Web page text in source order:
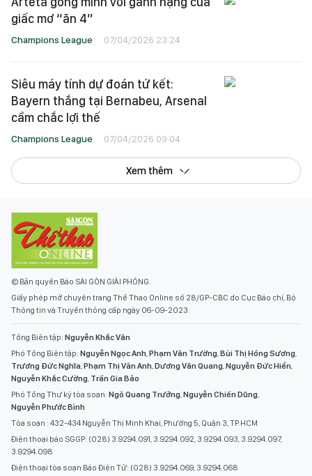
giấc mơ “ăn 4”
Champions League 07/04/2026 23:24
Siêu máy tính dự đoán tứ kết:
Bayern thắng tại Bernabeu, Arsenal
cầm chắc lợi thế
Champions League 07/04/2026 09:04
Xem thêm
© Bản quyền Báo SÀI GÒN GIẢI PHÓNG.
Giấy phép mở chuyên trang Thể Thao Online số 28/GP-CBC do Cục Báo chí, Bộ
Thông tin và Truyền thông cấp ngày 06-09-2023.
Tổng Biên tập: Nguyễn Khắc Văn
Phó Tổng Biên tập: Nguyễn Ngọc Anh,Phạm Văn Trường,Bùi Thị Hồng Sương,
Trương Đức Nghĩa,Phạm Thị Vân Anh,Dương Văn Quang,Nguyễn Đức Hiển,
Nguyễn Khắc Cường, Trần Gia Bảo
Phó Tổng Thư ký tòa soạn: Ngô Quang Trưởng,Nguyễn Chiến Dũng,
Nguyễn Phước Bình
Tòa soạn : 432-434 Nguyễn Thị Minh Khai, Phường 5, Quận 3, TP.HCM
Điện thoại báo SGGP: (028) 3.9294.091, 3.9294.092, 3.9294.093, 3.9294.097,
3.9294.098
Điện thoại tòa soạn Báo Điện Tử: (028) 3.9294.069, 3.9294.068